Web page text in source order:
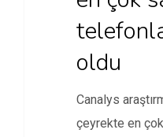
oldu
Canalys
çeyrekte en